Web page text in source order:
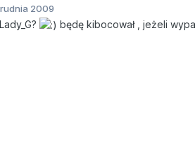
2009
będę kibocował , jeżeli